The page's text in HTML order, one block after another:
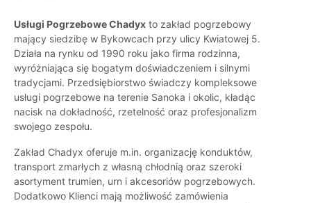
Usługi Pogrzebowe Chadyx to zakład pogrzebowy
mający siedzibę w Bykowcach przy ulicy Kwiatowej 5.
Działa na rynku od 1990 roku jako firma rodzinna,
wyróżniająca się bogatym doświadczeniem i silnymi
tradycjami. Przedsiębiorstwo świadczy kompleksowe
usługi pogrzebowe na terenie Sanoka i okolic, kładąc
nacisk na dokładność, rzetelność oraz profesjonalizm
swojego zespołu.
Zakład Chadyx oferuje m.in. organizację konduktów,
transport zmarłych z własną chłodnią oraz szeroki
asortyment trumien, urn i akcesoriów pogrzebowych.
Dodatkowo Klienci mają możliwość zamówienia